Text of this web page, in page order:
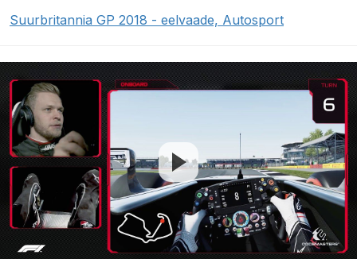
Suurbritannia GP 2018 - eelvaade, Autosport